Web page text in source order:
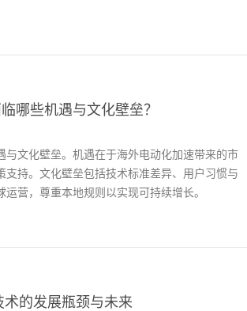
哪些机遇与文化壁垒？
文化壁垒。机遇在于海外电动化加速带来的市
持。文化壁垒包括技术标准差异、用户习惯与
营，尊重本地规则以实现可持续增长。
的发展瓶颈与未来